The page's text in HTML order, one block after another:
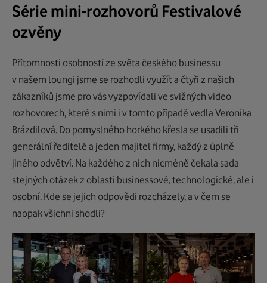
Série mini-rozhovorů Festivalové
ozvěny
Přítomnosti osobností ze světa českého businessu
v našem loungi jsme se rozhodli využít a čtyři z našich
zákazníků jsme pro vás vyzpovídali ve svižných video
rozhovorech, které s nimi i v tomto případě vedla Veronika
Brázdilová. Do pomyslného horkého křesla se usadili tři
generální ředitelé a jeden majitel firmy, každý z úplně
jiného odvětví. Na každého z nich nicméně čekala sada
stejných otázek z oblasti businessové, technologické, ale i
osobní. Kde se jejich odpovědi rozcházely, a v čem se
naopak všichni shodli?